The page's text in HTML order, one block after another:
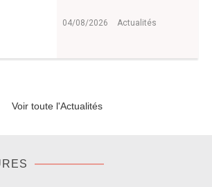
04/08/2026 Actualités
Voir toute l'Actualités